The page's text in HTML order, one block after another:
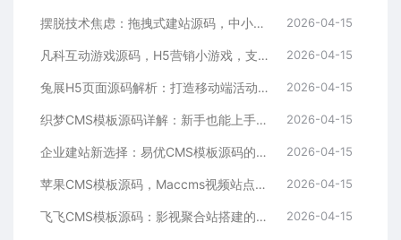
摆脱技术焦虑：拖拽式建站源码，中小企业的数字化捷径 2026-04-15
凡科互动游戏源码，H5营销小游戏，支持自定义奖品与分享 2026-04-15
兔展H5页面源码解析：打造移动端活动邀请函与宣传页的利器 2026-04-15
织梦CMS模板源码详解：新手也能上手的DedeCMS二次开发与建站指南 2026-04-15
企业建站新选择：易优CMS模板源码的多语言与SEO优势 2026-04-15
苹果CMS模板源码，Maccms视频站点，影视资源站模板首选 2026-04-15
飞飞CMS模板源码：影视聚合站搭建的理想之选 2026-04-15